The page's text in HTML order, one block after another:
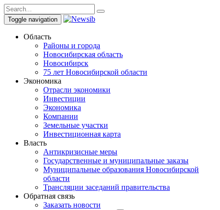
Toggle navigation
Область
Районы и города
Новосибирская область
Новосибирск
75 лет Новосибирской области
Экономика
Отрасли экономики
Инвестиции
Экономика
Компании
Земельные участки
Инвестиционная карта
Власть
Антикризисные меры
Государственные и муниципальные заказы
Муниципальные образования Новосибирской
области
Трансляции заседаний правительства
Обратная связь
Заказать новости